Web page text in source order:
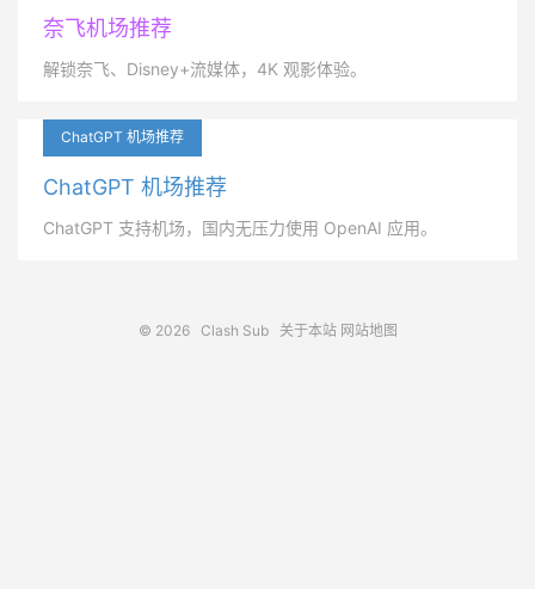
奈飞机场推荐
解锁奈飞、Disney+流媒体，4K 观影体验。
ChatGPT 机场推荐
ChatGPT 机场推荐
ChatGPT 支持机场，国内无压力使用 OpenAI 应用。
© 2026 Clash Sub 关于本站 网站地图